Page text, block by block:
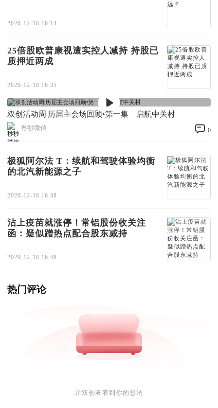
2020-12-18 16:14
25倍股欧普康视遭实控人减持 持股已
质押近两成
2020-12-18 16:35
双创活动周|历届主会场回顾•第一集 启航中关村
秒秒微信 0
极狐阿尔法 T：续航和驾驶体验均衡
的北汽新能源之子
2020-12-18 16:38
沾上疫苗就涨停！常铝股份收关注
函：疑似蹭热点配合股东减持
2020-12-18 16:48
热门评论
让双创圈看到你的想法